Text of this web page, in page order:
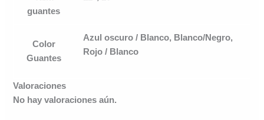
guantes
Color
Guantes
Azul oscuro / Blanco, Blanco/Negro,
Rojo / Blanco
Valoraciones
No hay valoraciones aún.